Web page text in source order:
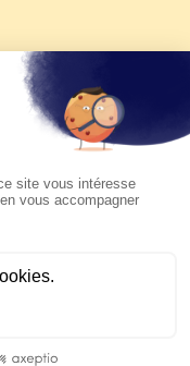
2026 de KTO
du pape Léon
sur KTO le
Argentine et
2026